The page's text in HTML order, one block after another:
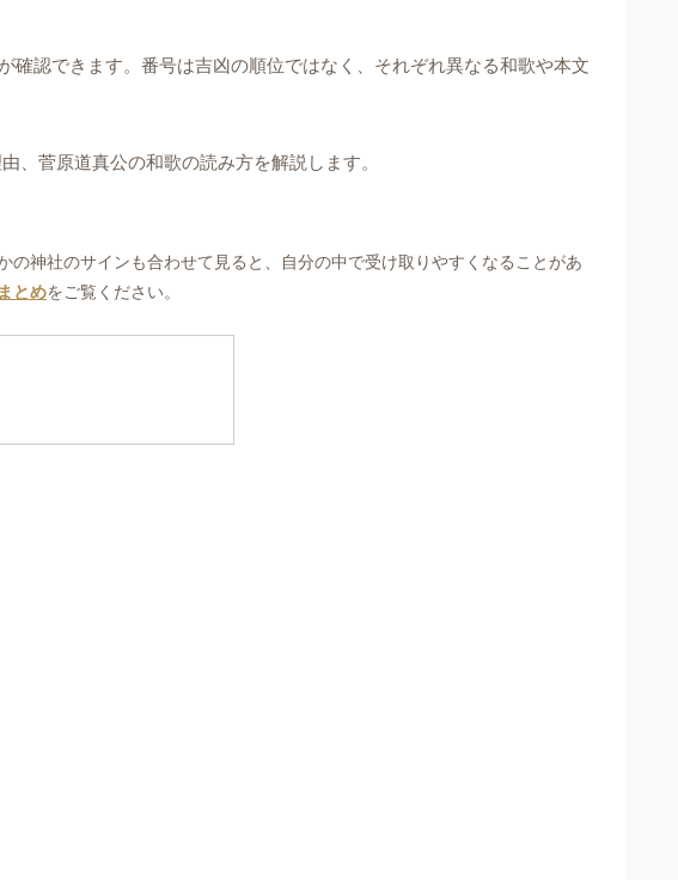
確認できます。番号は吉凶の順位ではなく、それぞれ異なる和歌や本文
、菅原道真公の和歌の読み方を解説します。
神社のサインも合わせて見ると、自分の中で受け取りやすくなることがあ
とめをご覧ください。